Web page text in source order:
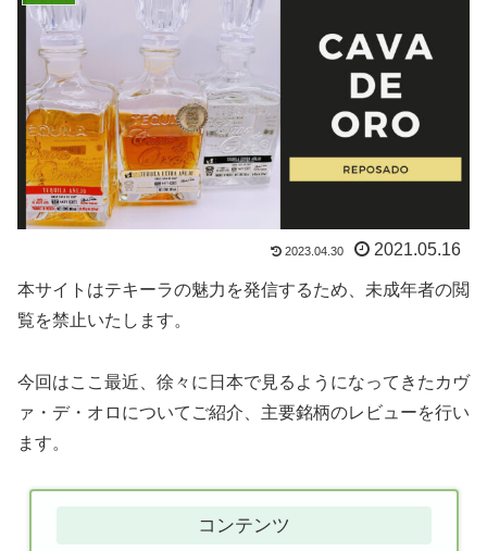
2023.04.30 2021.05.16
本サイトはテキーラの魅力を発信するため、未成年者の閲
覧を禁止いたします。
今回はここ最近、徐々に日本で見るようになってきたカヴ
ァ・デ・オロについてご紹介、主要銘柄のレビューを行い
ます。
コンテンツ